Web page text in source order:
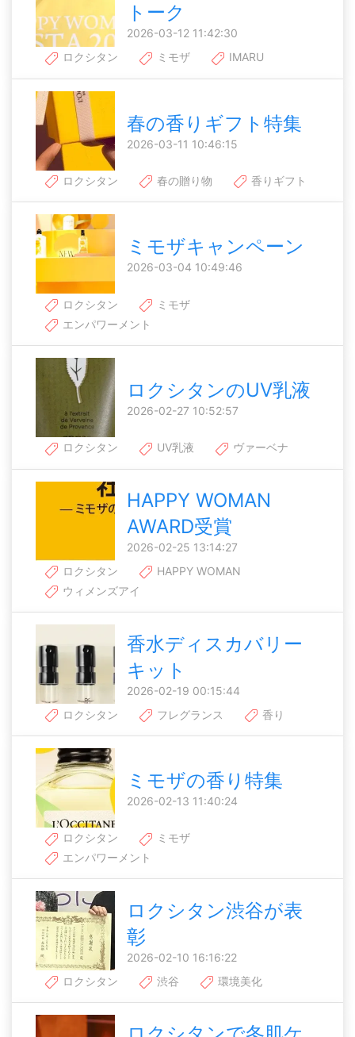
トーク
2026-03-12 11:42:30
ロクシタン
ミモザ IMARU
春の香りギフト特集
2026-03-11 10:46:15
ロクシタン 春の贈り物 香りギフト
ミモザキャンペーン
2026-03-04 10:49:46
ロクシタン
ミモザ
エンパワーメント
ロクシタンのUV乳液
2026-02-27 10:52:57
ロクシタン UV乳液 ヴァーベナ
HAPPY WOMAN
AWARD受賞
2026-02-25 13:14:27
ロクシタン
HAPPY WOMAN
ウィメンズアイ
香水ディスカバリー
キット
2026-02-19 00:15:44
ロクシタン
フレグランス 香り
ミモザの香り特集
2026-02-13 11:40:24
ロクシタン
ミモザ
エンパワーメント
ロクシタン渋谷が表
彰
2026-02-10 16:16:22
ロクシタン
渋谷 環境美化